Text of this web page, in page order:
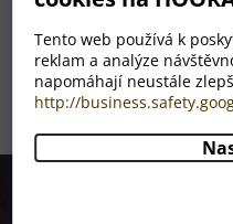
Tento web používá k
reklam a analýze
napomáhají neustále
http://
ODESLAT